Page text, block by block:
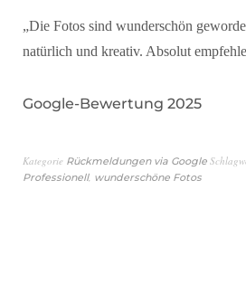
„Die Fotos sind wunderschön
natürlich und kreativ. Absolut
Google-Bewertung 2025
Kategorie Rückmeldungen via Google
Professionell, wunderschöne Fotos